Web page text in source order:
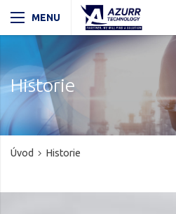
Historie
Úvod Historie